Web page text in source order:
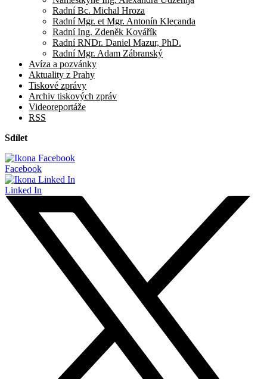
Radní Bc. Michal Hroza
Radní Mgr. et Mgr. Antonín Klecanda
Radní Ing. Zdeněk Kovářík
Radní RNDr. Daniel Mazur, PhD.
Radní Mgr. Adam Zábranský
Avíza a pozvánky
Aktuality z Prahy
Tiskové zprávy
Archiv tiskových zpráv
Videoreportáže
RSS
Sdílet
Facebook
Linked In